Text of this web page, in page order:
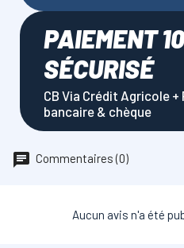
PAIEMENT
SÉCURISÉ
CB Via Crédit Agricole
bancaire & chèque
Commentaires (0)
Aucun avis n'a été